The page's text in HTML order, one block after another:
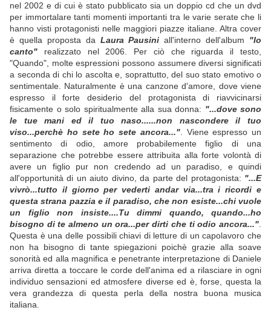
nel 2002 e di cui è stato pubblicato sia un doppio cd che un dvd
per immortalare tanti momenti importanti tra le varie serate che li
hanno visti protagonisti nelle maggiori piazze italiane. Altra cover
è quella proposta da Laura Pausini all'interno dell'album "Io
canto" realizzato nel 2006. Per ciò che riguarda il testo,
"Quando", molte espressioni possono assumere diversi significati
a seconda di chi lo ascolta e, soprattutto, del suo stato emotivo o
sentimentale. Naturalmente è una canzone d'amore, dove viene
espresso il forte desiderio del protagonista di riavvicinarsi
fisicamente o solo spiritualmente alla sua donna: "...dove sono
le tue mani ed il tuo naso......non nascondere il tuo
viso...perchè ho sete ho sete ancora...". Viene espresso un
sentimento di odio, amore probabilemente figlio di una
separazione che potrebbe essere attribuita alla forte volontà di
avere un figlio pur non credendo ad un paradiso, e quindi
all'opportunità di un aiuto divino, da parte del protagonista: "...E
vivrò...tutto il giorno per vederti andar via...tra i ricordi e
questa strana pazzia e il paradiso, che non esiste...chi vuole
un figlio non insiste....Tu dimmi quando, quando...ho
bisogno di te almeno un ora...per dirti che ti odio ancora..."
Questa è una delle possibili chiavi di letture di un capolavoro che
non ha bisogno di tante spiegazioni poichè grazie alla soave
sonorità ed alla magnifica e penetrante interpretazione di Daniele
arriva diretta a toccare le corde dell'anima ed a rilasciare in ogni
individuo sensazioni ed atmosfere diverse ed è, forse, questa la
vera grandezza di questa perla della nostra buona musica
italiana.